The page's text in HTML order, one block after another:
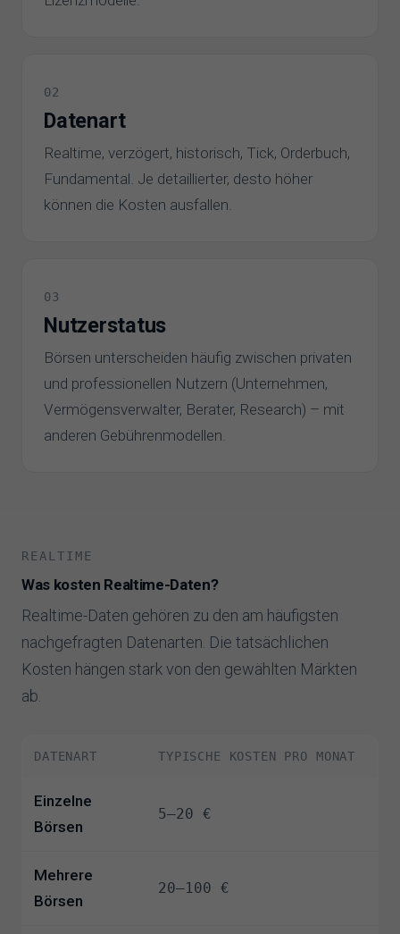
02
Datenart
Realtime, verzögert, historisch, Tick, Orderbuch,
Fundamental. Je detaillierter, desto höher
können die Kosten ausfallen.
03
Nutzerstatus
Börsen unterscheiden häufig zwischen privaten
und professionellen Nutzern (Unternehmen,
Vermögensverwalter, Berater, Research) – mit
anderen Gebührenmodellen.
REALTIME
Was kosten Realtime-Daten?
Realtime-Daten gehören zu den am häufigsten
nachgefragten Datenarten. Die tatsächlichen
Kosten hängen stark von den gewählten Märkten
ab.
DATENART TYPISCHE KOSTEN PRO MONAT
Einzelne
Börsen
5–20 €
Mehrere
Börsen
20–100 €